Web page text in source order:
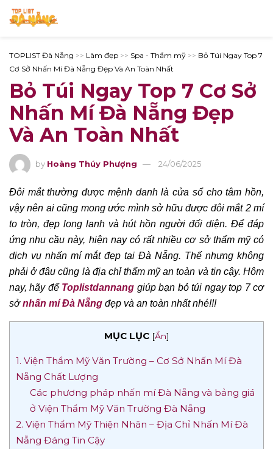
TOPLIST Đà Nẵng >> Làm đẹp >> Spa - Thẩm mỹ >> Bỏ Túi Ngay Top 7
Cơ Sở Nhấn Mí Đà Nẵng Đẹp Và An Toàn Nhất
Bỏ Túi Ngay Top 7 Cơ Sở
Nhấn Mí Đà Nẵng Đẹp
Và An Toàn Nhất
by Hoàng Thúy Phượng 24/06/2025
Đôi mắt thường được mệnh danh là cửa sổ cho tâm hồn,
vậy nên ai cũng mong ước mình sở hữu được đôi mắt 2 mí
to tròn, đẹp long lanh và hút hồn người đối diện. Để đáp
ứng nhu cầu này, hiện nay có rất nhiều cơ sở thẩm mỹ có
dịch vụ nhấn mí mắt đẹp tại Đà Nẵng. Thế nhưng không
phải ở đâu cũng là địa chỉ thẩm mỹ an toàn và tin cậy. Hôm
nay, hãy để Toplistdannang giúp bạn bỏ túi ngay top 7 cơ
sởnhấn mí Đà Nẵng đẹp và an toàn nhất nhé!!!
MỤC LỤC [Ẩn]
1. Viện Thẩm Mỹ Văn Trường – Cơ Sở Nhấn Mí Đà
Nẵng Chất Lượng
Các phương pháp nhấn mí Đà Nẵng và bảng giá
ở Viện Thẩm Mỹ Văn Trường Đà Nẵng
2. Viện Thẩm Mỹ Thiện Nhân – Địa Chỉ Nhấn Mí Đà
Nẵng Đáng Tin Cậy